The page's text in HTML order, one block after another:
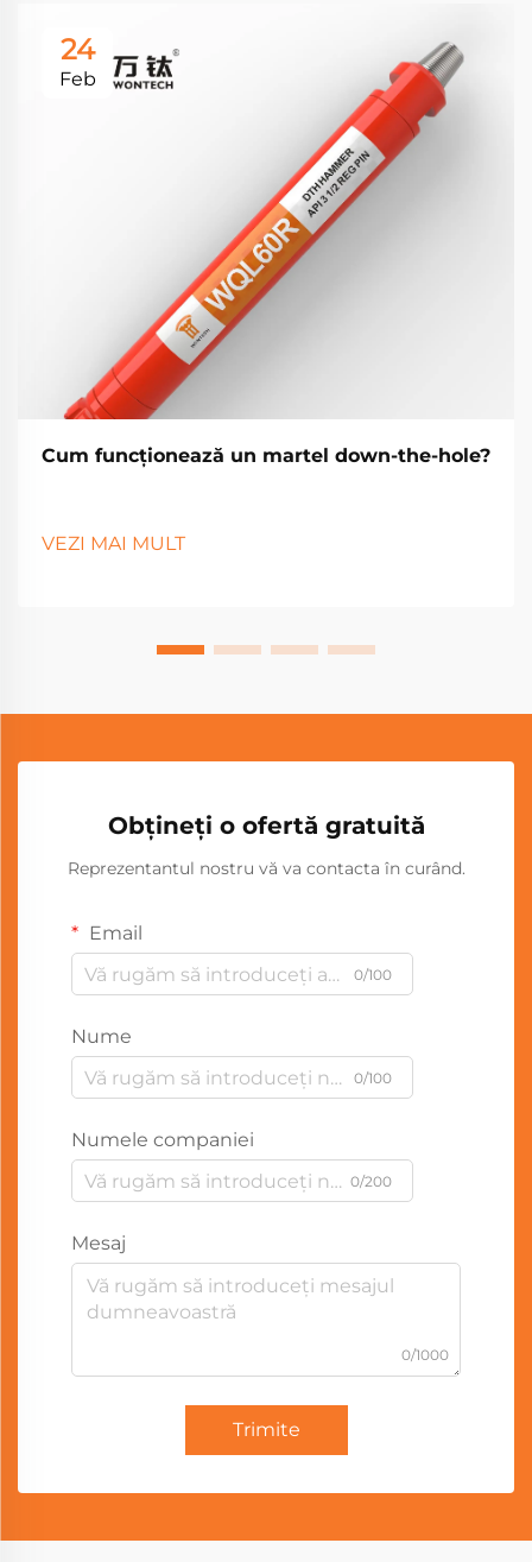
24
Feb
Cum funcționează un martel down-the-hole?
VEZI MAI MULT
Obțineți o ofertă gratuită
Reprezentantul nostru vă va contacta în curând.
Email
0/100
Nume
0/100
Numele companiei
0/200
Mesaj
0/1000
Trimite